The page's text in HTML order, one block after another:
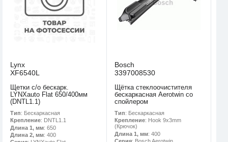
Lynx
XF6540L
Щетки с/о бескарк.
LYNXauto Flat 650/400мм
(DNTL1.1)
Тип: Бескаркасная
Крепление: DNTL1.1
Длина 1, мм: 650
Длина 2, мм: 400
Bosch
3397008530
Щётка стеклоочистителя
бескаркасная Aerotwin со
спойлером
Тип: Бескаркасная
Крепление: Hook 9x3mm
(Крючок)
Длина 1, мм: 400